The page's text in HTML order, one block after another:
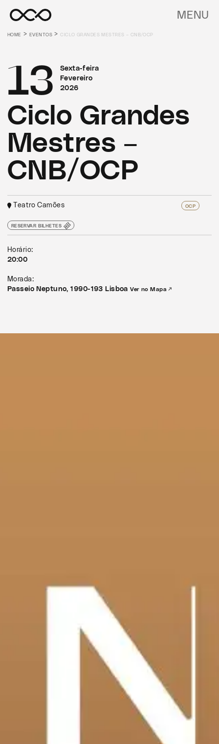
MENU
HOME >EVENTOS >CICLO GRANDES MESTRES – CNB/OCP
Sexta-feira
Fevereiro
2026
13
Ciclo Grandes
Mestres –
CNB/OCP
Teatro Camões OCP
RESERVAR BILHETES
Horário:
20:00
Morada:
Passeio Neptuno, 1990-193 LisboaVer no Mapa ↗